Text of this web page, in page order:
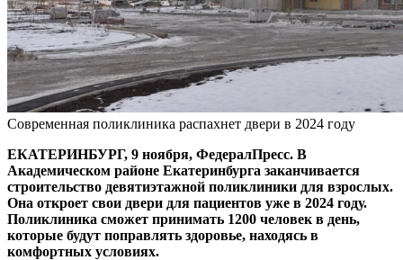
Современная поликлиника распахнет двери в 2024 году
ЕКАТЕРИНБУРГ, 9 ноября, ФедералПресс. В
Академическом районе Екатеринбурга заканчивается
строительство девятиэтажной поликлиники для взрослых.
Она откроет свои двери для пациентов уже в 2024 году.
Поликлиника сможет принимать 1200 человек в день,
которые будут поправлять здоровье, находясь в
комфортных условиях.